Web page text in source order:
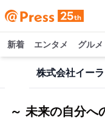
新着 エンタメ グルメ
株式会社イー
～ 未来の自分へ